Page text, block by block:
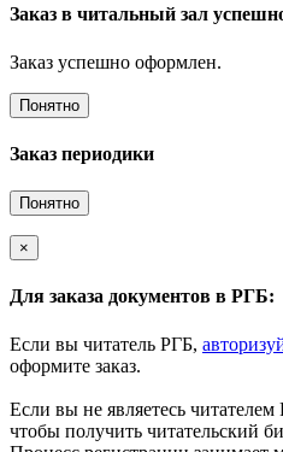
Заказ в читальный зал
Заказ успешно оформлен.
Понятно
Заказ периодики
Понятно
×
Для заказа документов в РГБ:
Если вы читатель РГБ,
оформите заказ.
Если вы не являетесь читателем
чтобы получить читательский